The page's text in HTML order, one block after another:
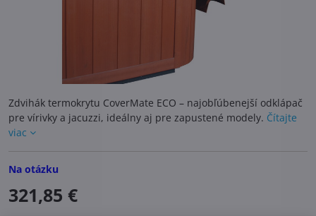
Zdvihák termokrytu CoverMate ECO – najobľúbenejší odklápač
pre vírivky a jacuzzi, ideálny aj pre zapustené modely. Čítajte
viac
Na otázku
321,85 €